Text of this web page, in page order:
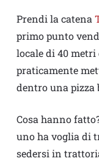
Prendi la catena
primo punto
locale di 40 metri
praticamente
dentro una pizza
Cosa hanno
uno ha voglia di
sedersi in